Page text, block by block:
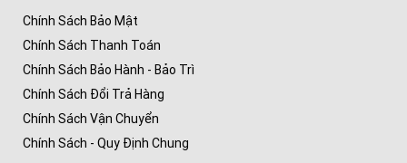
Chính Sách Bảo Mật
Chính Sách Thanh Toán
Chính Sách Bảo Hành - Bảo Trì
Chính Sách Đổi Trả Hàng
Chính Sách Vận Chuyển
Chính Sách - Quy Định Chung